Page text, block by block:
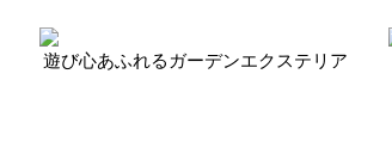
遊び心あふれるガーデンエクステリア